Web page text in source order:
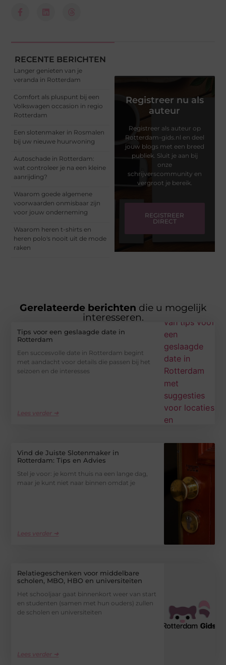
RECENTE BERICHTEN
Langer genieten van je
veranda in Rotterdam
Comfort als pluspunt bij een
Volkswagen occasion in regio
Rotterdam
Een slotenmaker in Rosmalen
bij uw nieuwe huurwoning
Autoschade in Rotterdam:
wat controleer je na een kleine
aanrijding?
Waarom goede algemene
voorwaarden onmisbaar zijn
voor jouw onderneming
Waarom heren t-shirts en
heren polo's nooit uit de mode
raken
Registreer nu als
auteur
Registreer als auteur op
Rotterdam-gids.nl en deel
jouw blogs met een breed
publiek. Sluit je aan bij
onze
schrijverscommunity en
vergroot je bereik.
REGISTREER
DIRECT
Gerelateerde berichten die u mogelijk
interesseren.
Tips voor een geslaagde date in
Rotterdam
Een succesvolle date in Rotterdam begint
met aandacht voor details die passen bij het
seizoen en de interesses
Lees verder ➜
Vind de Juiste Slotenmaker in
Rotterdam: Tips en Advies
Stel je voor: je komt thuis na een lange dag,
maar je kunt niet naar binnen omdat je
Lees verder ➜
Relatiegeschenken voor middelbare
scholen, MBO, HBO en universiteiten
Het schooljaar gaat binnenkort weer van start
en studenten (samen met hun ouders) zullen
de scholen en universiteiten
Lees verder ➜